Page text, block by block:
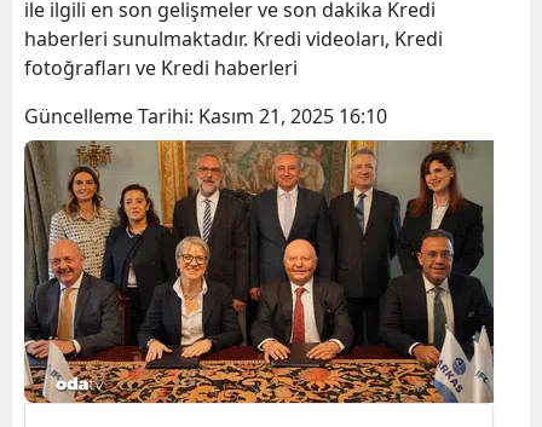
ile ilgili en son gelişmeler ve son dakika Kredi
haberleri sunulmaktadır. Kredi videoları, Kredi
fotoğrafları ve Kredi haberleri
Güncelleme Tarihi: Kasım 21, 2025 16:10